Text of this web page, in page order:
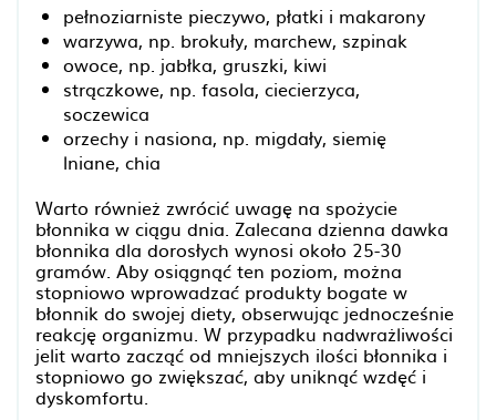
pełnoziarniste pieczywo, płatki i makarony
warzywa, np. brokuły, marchew, szpinak
owoce, np. jabłka, gruszki, kiwi
strączkowe, np. fasola, ciecierzyca,
soczewica
orzechy i nasiona, np. migdały, siemię
lniane, chia
Warto również zwrócić uwagę na spożycie
błonnika w ciągu dnia. Zalecana dzienna dawka
błonnika dla dorosłych wynosi około 25-30
gramów. Aby osiągnąć ten poziom, można
stopniowo wprowadzać produkty bogate w
błonnik do swojej diety, obserwując jednocześnie
reakcję organizmu. W przypadku nadwrażliwości
jelit warto zacząć od mniejszych ilości błonnika i
stopniowo go zwiększać, aby uniknąć wzdęć i
dyskomfortu.